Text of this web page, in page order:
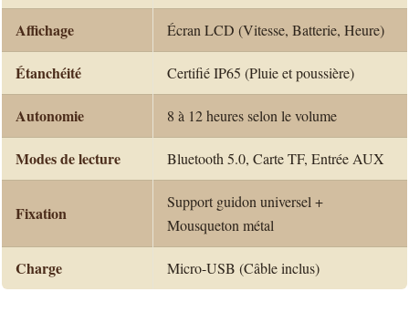
Affichage Écran LCD (Vitesse, Batterie, Heure)
Étanchéité Certifié IP65 (Pluie et poussière)
Autonomie 8 à 12 heures selon le volume
Modes de lecture Bluetooth 5.0, Carte TF, Entrée AUX
Fixation
Support guidon universel +
Mousqueton métal
Charge Micro-USB (Câble inclus)